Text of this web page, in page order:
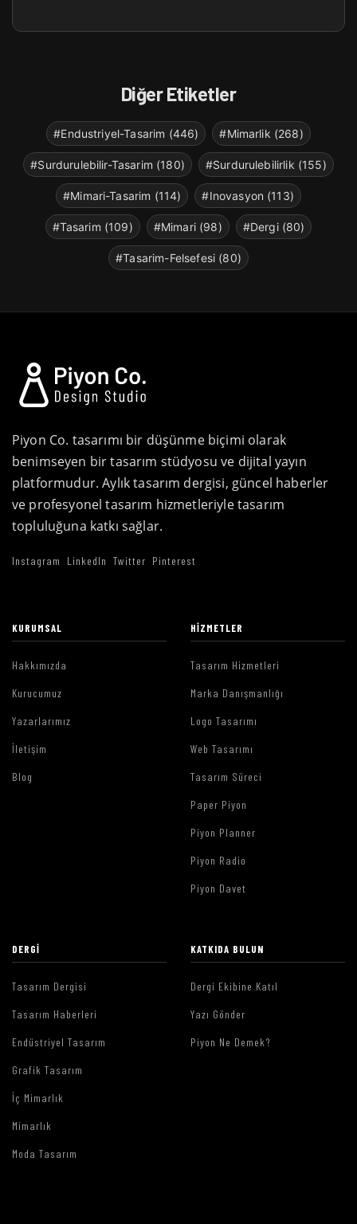
Diğer Etiketler
#Endustriyel-Tasarim (446) #Mimarlik (268)
#Surdurulebilir-Tasarim (180) #Surdurulebilirlik (155)
#Mimari-Tasarim (114) #Inovasyon (113)
#Tasarim (109) #Mimari (98) #Dergi (80)
#Tasarim-Felsefesi (80)
Piyon Co. tasarımı bir düşünme biçimi olarak
benimseyen bir tasarım stüdyosu ve dijital yayın
platformudur. Aylık tasarım dergisi, güncel haberler
ve profesyonel tasarım hizmetleriyle tasarım
topluluğuna katkı sağlar.
Instagram LinkedIn Twitter Pinterest
KURUMSAL
Hakkımızda
Kurucumuz
Yazarlarımız
İletişim
Blog
HIZMETLER
Tasarım Hizmetleri
Marka Danışmanlığı
Logo Tasarımı
Web Tasarımı
Tasarım Süreci
Paper Piyon
Piyon Planner
Piyon Radio
Piyon Davet
DERGI
Tasarım Dergisi
Tasarım Haberleri
Endüstriyel Tasarım
Grafik Tasarım
İç Mimarlık
Mimarlık
Moda Tasarım
KATKIDA BULUN
Dergi Ekibine Katıl
Yazı Gönder
Piyon Ne Demek?